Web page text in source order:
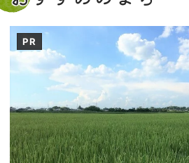
PR